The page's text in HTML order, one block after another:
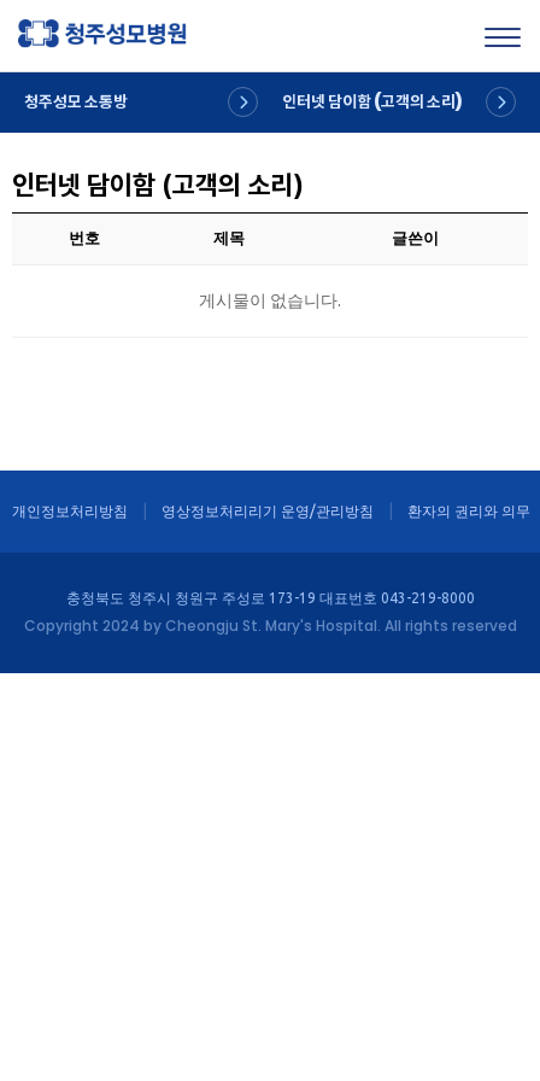
청주성모 소통방 인터넷 담이함 (고객의 소리)
인터넷 담이함 (고객의 소리)
번호 제목 글쓴이
게시물이 없습니다.
개인정보처리방침 영상정보처리리기 운영/관리방침 환자의 권리와 의무
충청북도 청주시 청원구 주성로 173-19 대표번호 043-219-8000
Copyright 2024 by Cheongju St. Mary's Hospital. All rights reserved